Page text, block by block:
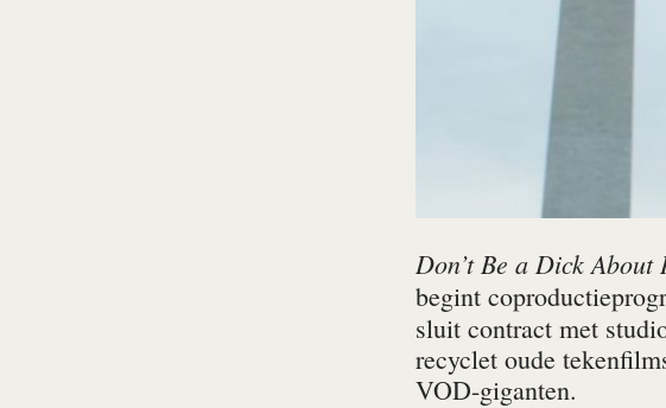
Don’t Be a Dick About
begint
sluit contract met
recyclet oude
VOD-giganten.